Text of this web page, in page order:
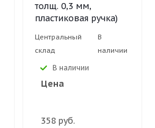
толщ. 0,3 мм,
пластиковая ручка)
Центральный
склад
В
наличии
В наличии
Цена
358 руб.